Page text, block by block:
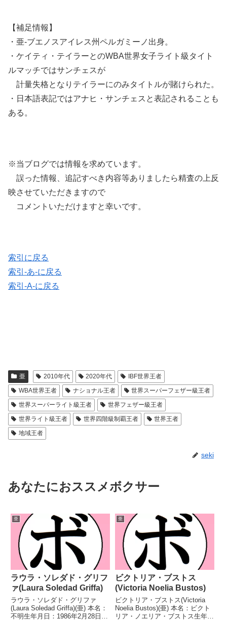
【補足情報】
・亜-ブエノスアイレス州ペルガミーノ出身。
・ケイティ・テイラーとのWBA世界女子ライト級タイト
ルマッチではサンチェスが
計量失格となりテイラーにのみタイトルが賭けられた。
・日本語表記ではアナヒ・サンチェスと表記されることも
ある。
※当ブログでは情報を求めています。
誤った情報、追記すべき内容等ありましたら精査の上反
映させていただきますので
コメントいただけますと幸いです。
索引に戻る
索引-あ-に戻る
索引-A-に戻る
亜 2010年代 2020年代
IBF世界王者
WBA世界王者
ナショナル王者
世界スーパーフェザー級王者
世界スーパーライト級王者
世界フェザー級王者
世界ライト級王者
世界四階級制覇王者
世界王者
地域王者
seki
あなたにおススメボクサー
亜
ラウラ・ソレダド・グリフ
ァ(Laura Soledad Griffa)
ラウラ・ソレダド・グリファ
(Laura Soledad Griffa)(亜) 本名：
不明生年月日：1986年2月28日国
亜
ビクトリア・ブストス
(Victoria Noelia Bustos)
ビクトリア・ブストス(Victoria
Noelia Bustos)(亜) 本名：ビクト
リア・ノエリア・ブストス生年月